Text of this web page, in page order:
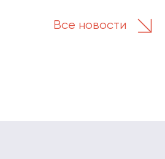
Все новости